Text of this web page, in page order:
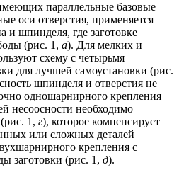
параллельные базовые
оси отверстия, применяется
и шпинделя, где заготовке
(рис. 1, а). Для мелких и
схему с четырьмя
для лучшей самоустановки (рис.
шпинделя и отверстия не
одношарнирного крепления
несоосности необходимо
1, г), которое компенсирует
или сложных деталей
крепления с
заготовки (рис. 1, д).